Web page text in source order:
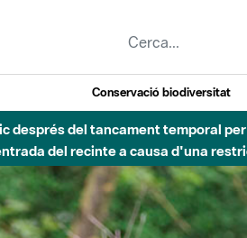
Conservació biodiversitat
després del tancament temporal
del recinte a causa d'una